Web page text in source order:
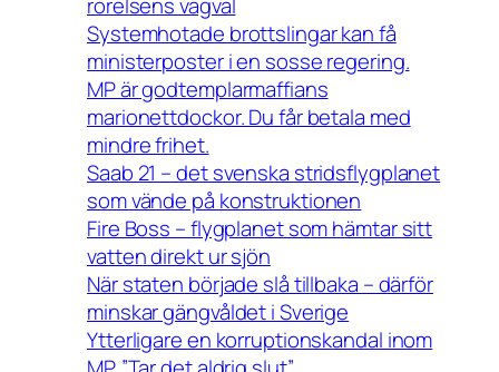
Systemhotade brottslingar kan få
ministerposter i en sosse regering.
MP är godtemplarmaffians
marionettdockor. Du får betala med
mindre frihet.
Saab 21 – det svenska stridsflygplanet
som vände på konstruktionen
Fire Boss – flygplanet som hämtar sitt
vatten direkt ur sjön
När staten började slå tillbaka – därför
minskar gängvåldet i Sverige
Ytterligare en korruptionskandal inom